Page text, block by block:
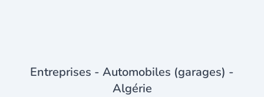
Entreprises - Automobiles (garages) -
Algérie